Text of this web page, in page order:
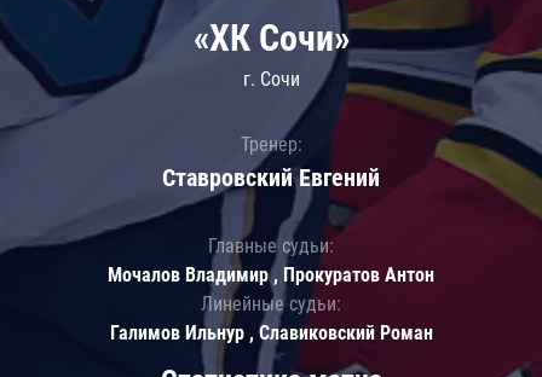
«ХК Сочи»
г. Сочи
Тренер:
Ставровский Евгений
Главные судьи:
Мочалов Владимир , Прокуратов Антон
Линейные судьи:
Галимов Ильнур , Славиковский Роман